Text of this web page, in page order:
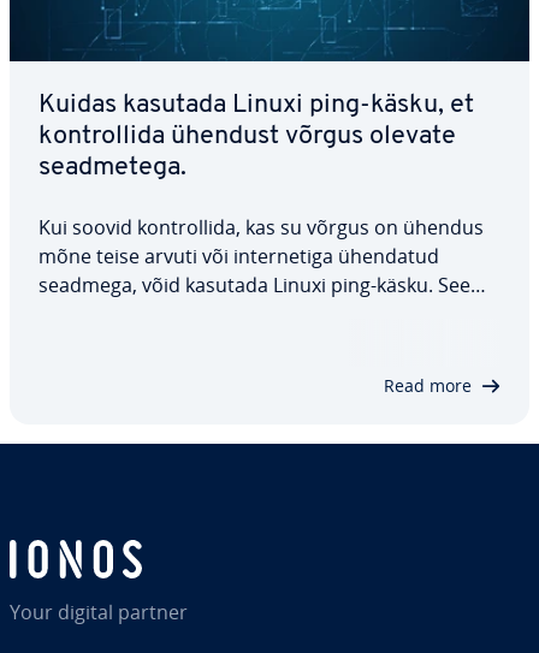
Kuidas kasutada Linuxi ping-käsku, et
kont­rol­lida ühendust võrgus olevate
sead­me­tega.
Kui soovid kont­rol­lida, kas su võrgus on ühendus
mõne teise arvuti või in­ter­ne­tiga ühendatud
seadmega, võid kasutada Linuxi ping-käsku. See
Read more
Your digital partner